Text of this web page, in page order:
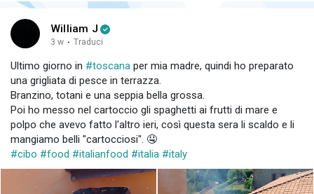
William J
3 w · Traduci
Ultimo giorno in #toscana per mia madre, quindi ho preparato
una grigliata di pesce in terrazza.
Branzino, totani e una seppia bella grossa.
Poi ho messo nel cartoccio gli spaghetti ai frutti di mare e
polpo che avevo fatto l'altro ieri, così questa sera li scaldo e li
mangiamo belli "cartocciosi". 🤤
#cibo #food #italianfood #italia #italy